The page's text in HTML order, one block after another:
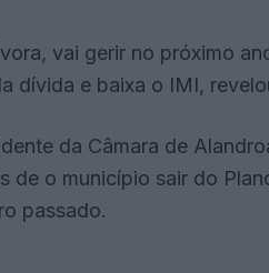
vai gerir no próximo
dívida e baixa o IMI,
da Câmara de
de o município sair do
passado.